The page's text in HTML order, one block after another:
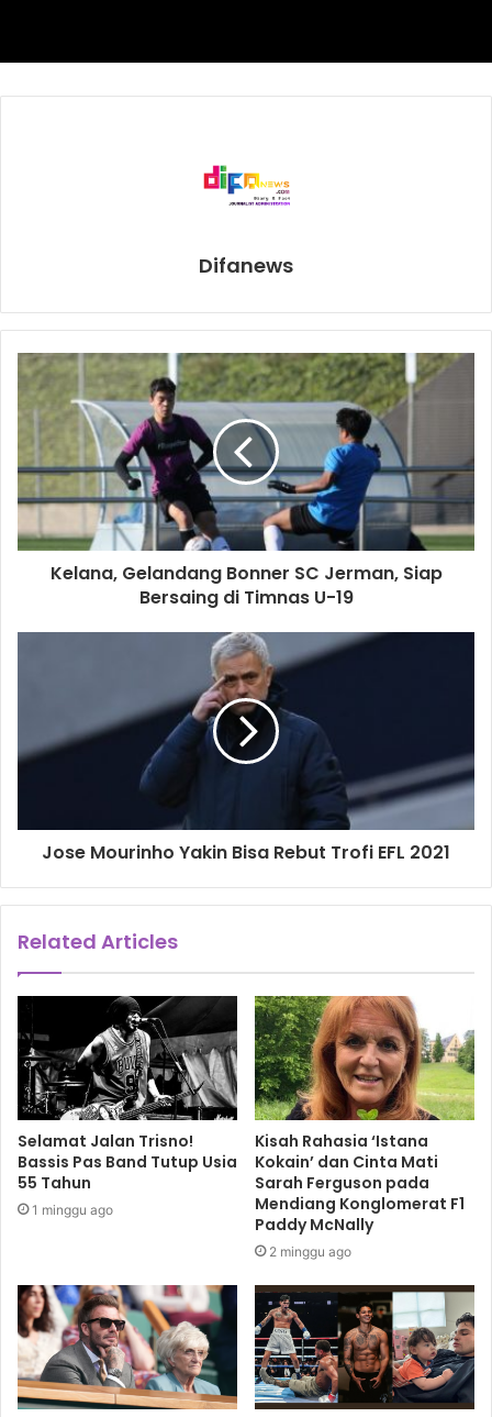
ring ia sudah masuk peringkat 9 WBA. Setahu saya hanya
laki-laki ini?
Tidak juga. Jangan jadikan gender sebagai isu. Itu yang
ingin saya katakan.
Tahun ini [2020] Anda mempromosikan dua pertarungan
bubble atau ruang tertutup, sulit?
Sangat sulit. Secara keuangan, risiko besar, petinju yang
sakit, perlu sokongan tim medis untuk memberikan
perlindungan. Beruntung kami mendapatkan bantuan dana
dari sponsor kami melalui saluran TV kami.
Kapan Anda menggelar pertandingan lagi?
Maret. Kita sama-sama merasakan masa-masa sulit. Tapi
kita tetap punya keyakinan masa sulit ini akan berakhir dan
kita akan lebih kuat.
Oleh: Robert Coster/Fightnews.com
Belgica Pena Shuan Boxing
Difanews
Kelana, Gelandang Bonner SC Jerman, Siap
Bersaing di Timnas U-19
Jose Mourinho Yakin Bisa Rebut Trofi EFL 2021
Related Articles
Selamat Jalan Trisno!
Bassis Pas Band Tutup Usia
55 Tahun
1 minggu ago
Kisah Rahasia ‘Istana
Kokain’ dan Cinta Mati
Sarah Ferguson pada
Mendiang Konglomerat F1
Paddy McNally
2 minggu ago